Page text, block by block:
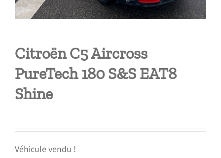
Citroën C5 Aircross
PureTech 180 S&S EAT8
Shine
Véhicule vendu !